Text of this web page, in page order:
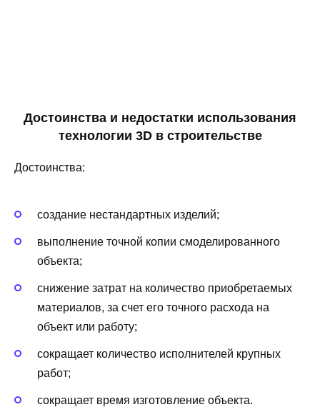
Достоинства и недостатки использования
технологии 3D в строительстве
Достоинства:
создание нестандартных изделий;
выполнение точной копии смоделированного
объекта;
снижение затрат на количество приобретаемых
материалов, за счет его точного расхода на
объект или работу;
сокращает количество исполнителей крупных
работ;
сокращает время изготовление объекта.